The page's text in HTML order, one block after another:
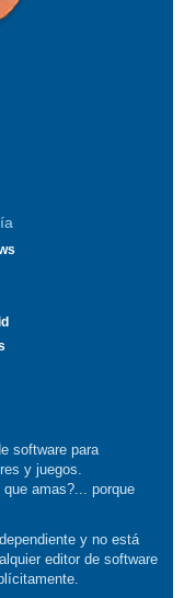
software para
y juegos.
amas?... porque
y no está
editor de software